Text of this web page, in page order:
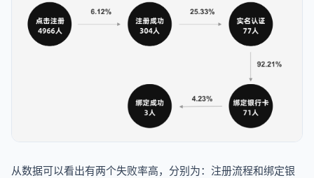
从数据可以看出有两个失败率高，分别为：注册流程和绑定银